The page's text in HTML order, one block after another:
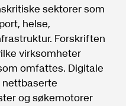
sektorer som
helse,
Forskriften
virksomheter
omfattes. Digitale
og søkemotorer